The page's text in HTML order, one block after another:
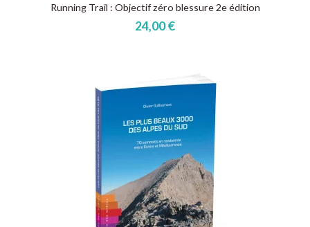
Running Trail : Objectif zéro blessure 2e édition
24,00 €